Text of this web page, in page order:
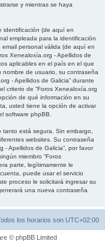
y mientras se haya
identificación (de aquí en
empleada para la identificación
personal válida (de aquí en
Xenealoxía.org - Apellidos de
aplicables en el país en el que
nombre de usuario, su contraseña
- Apellidos de Galicia” durante
criterio de “Foros Xenealoxía.org
de qué información en su
usted tiene la opción de activar
software phpBB.
está segura. Sin embargo,
websites. Su contraseña
- Apellidos de Galicia”, por favor
miembro “Foros
parte, legítimamente le
puede usar el servicio
proceso le solicitará ingresar su
una nueva contraseña
los horarios son UTC+02:00
© phpBB Limited